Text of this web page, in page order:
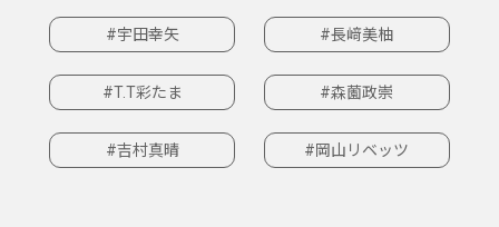
#宇田幸矢 #長﨑美柚
#T.T彩たま #森薗政崇
#吉村真晴 #岡山リベッツ